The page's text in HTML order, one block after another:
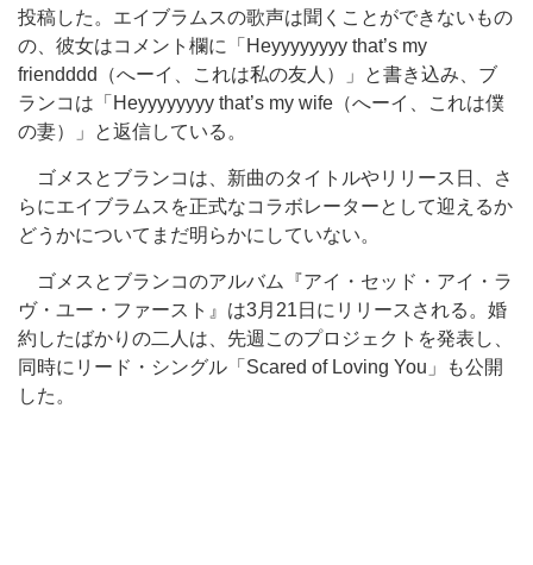
投稿した。エイブラムスの歌声は聞くことができないもの
の、彼女はコメント欄に「Heyyyyyyyy that’s my
friendddd（へーイ、これは私の友人）」と書き込み、ブ
ランコは「Heyyyyyyyy that’s my wife（へーイ、これは僕
の妻）」と返信している。
ゴメスとブランコは、新曲のタイトルやリリース日、さ
らにエイブラムスを正式なコラボレーターとして迎えるか
どうかについてまだ明らかにしていない。
ゴメスとブランコのアルバム『アイ・セッド・アイ・ラ
ヴ・ユー・ファースト』は3月21日にリリースされる。婚
約したばかりの二人は、先週このプロジェクトを発表し、
同時にリード・シングル「Scared of Loving You」も公開
した。